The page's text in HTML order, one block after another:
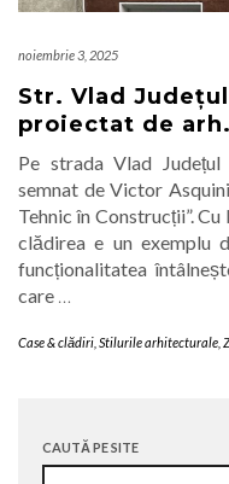
noiembrie 3, 2025
Str. Vlad
proiectat de
Pe strada Vlad
semnat de Victor
Tehnic în Construcții”.
clădirea e un exemplu
funcționalitatea
care …
Case & clădiri Stilurile arhitecturale
CAUTĂ PE SITE